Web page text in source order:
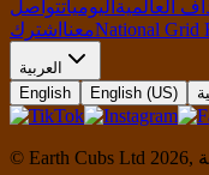
العالمية اليومياتتواصل
معنا اشترك National Grid
العربية
English
English (US)
© Earth Cubs Ltd 2026,